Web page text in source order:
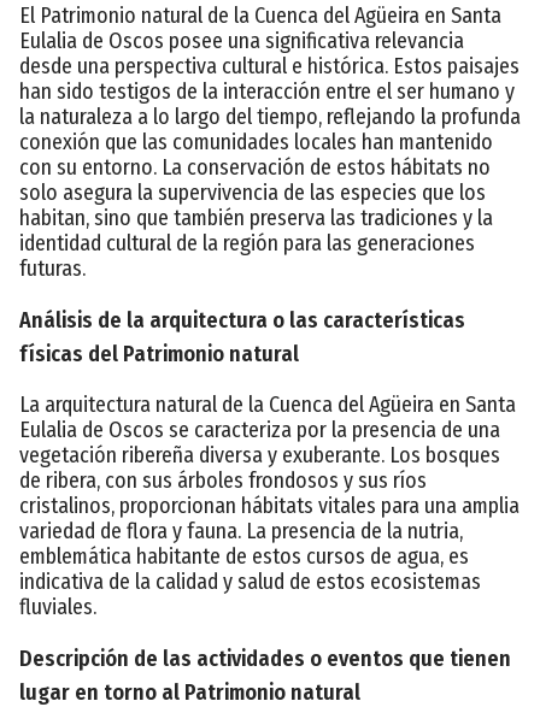
El Patrimonio natural de la Cuenca del Agüeira en Santa
Eulalia de Oscos posee una significativa relevancia
desde una perspectiva cultural e histórica. Estos paisajes
han sido testigos de la interacción entre el ser humano y
la naturaleza a lo largo del tiempo, reflejando la profunda
conexión que las comunidades locales han mantenido
con su entorno. La conservación de estos hábitats no
solo asegura la supervivencia de las especies que los
habitan, sino que también preserva las tradiciones y la
identidad cultural de la región para las generaciones
futuras.
Análisis de la arquitectura o las características
físicas del Patrimonio natural
La arquitectura natural de la Cuenca del Agüeira en Santa
Eulalia de Oscos se caracteriza por la presencia de una
vegetación ribereña diversa y exuberante. Los bosques
de ribera, con sus árboles frondosos y sus ríos
cristalinos, proporcionan hábitats vitales para una amplia
variedad de flora y fauna. La presencia de la nutria,
emblemática habitante de estos cursos de agua, es
indicativa de la calidad y salud de estos ecosistemas
fluviales.
Descripción de las actividades o eventos que tienen
lugar en torno al Patrimonio natural